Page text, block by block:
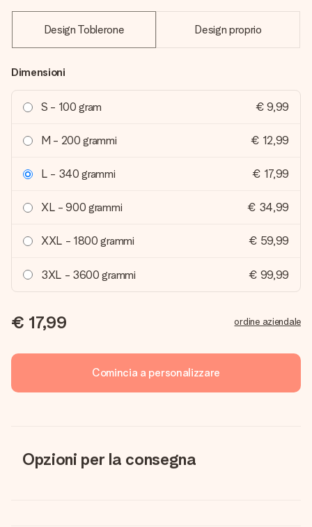
Design Toblerone Design proprio
Dimensioni
S - 100 gram € 9,99
M - 200 grammi € 12,99
L - 340 grammi € 17,99
XL - 900 grammi € 34,99
XXL - 1800 grammi € 59,99
3XL - 3600 grammi € 99,99
€ 17,99 ordine aziendale
Comincia a personalizzare
Opzioni per la consegna